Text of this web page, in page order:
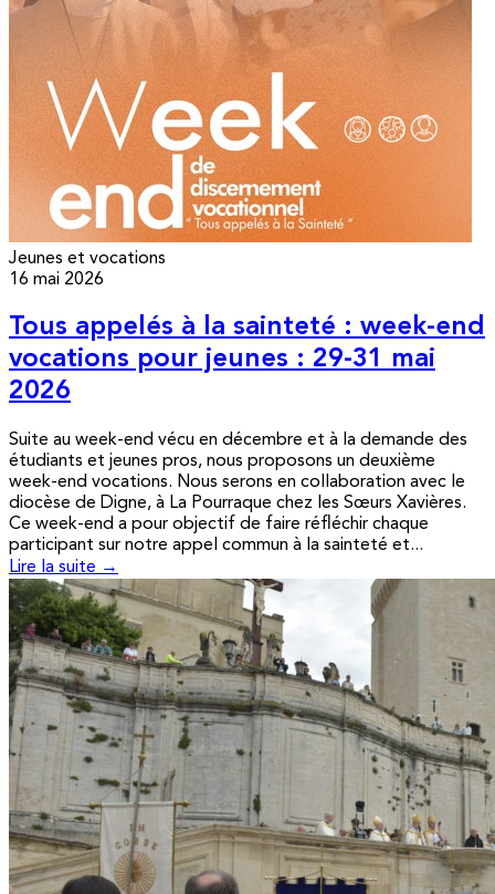
Jeunes et vocations
16 mai 2026
Tous appelés à la sainteté : week-end
vocations pour jeunes : 29-31 mai
2026
Suite au week-end vécu en décembre et à la demande des
étudiants et jeunes pros, nous proposons un deuxième
week-end vocations. Nous serons en collaboration avec le
diocèse de Digne, à La Pourraque chez les Sœurs Xavières.
Ce week-end a pour objectif de faire réfléchir chaque
participant sur notre appel commun à la sainteté et...
Lire la suite →